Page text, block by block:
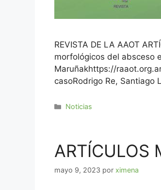
REVISTA DE LA AAOT
morfológicos del absceso
Maruñakhttps://
casoRodrigo Re, Santiago
Noticias
ARTÍCULOS
mayo 9, 2023 por ximena